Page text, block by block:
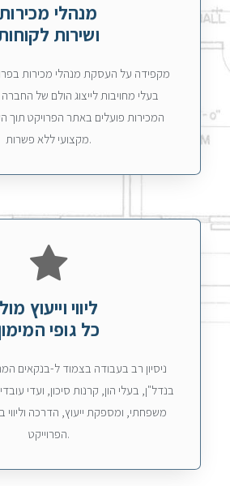
מנהלי מכירות
ושירות
בעלי מחויבות לייצוג הולם של
המכירות פועלים באתר הפרויקט תוך
מקצועי ללא פשרות.
ליווי וייעוץ מול
כל גופי
בנדל"ן, בעלי הון, קרנות סיכון, ועדי
משפחתי, ומספקת ייעוץ, הדרכה וליווי
הפרוייקט.